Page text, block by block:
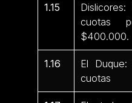
1.15
cuotas
$400.000.
1.16
El
cuotas